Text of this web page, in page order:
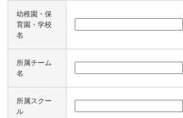
幼稚園・保
育園・学校
名
所属チーム
名
所属スクー
ル